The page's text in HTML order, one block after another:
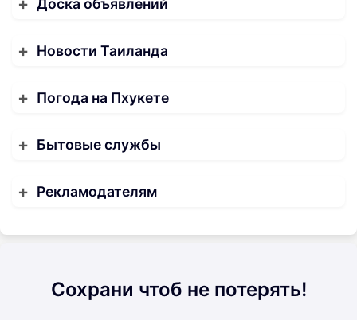
Доска объявлений
Новости Таиланда
Погода на Пхукете
Бытовые службы
Рекламодателям
Сохрани чтоб не потерять!